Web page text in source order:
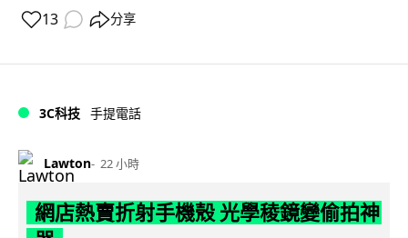
13 分享
3C科技 手提電話
Lawton 22 小時
網店熱賣折射手機殼 光學稜鏡變偷拍神